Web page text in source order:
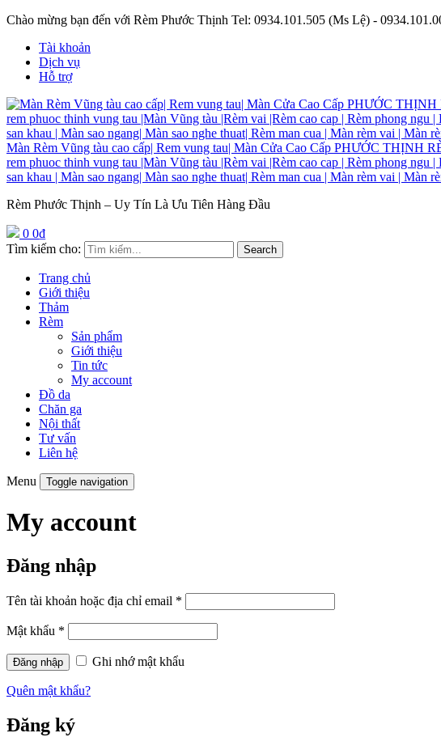
Chào mừng bạn đến với Rèm Phước Thịnh Tel: 0934.101.505 (Ms Lệ) -
Tài khoản
Dịch vụ
Hỗ trợ
Màn Rèm Vũng tàu cao cấp| Rem vung tau| Màn Cửa Cao Cấp PHƯỚC
rem phuoc thinh vung tau |Màn Vũng tàu |Rèm vai |Rèm cao cap | Rèm phong ngu
san khau | Màn sao ngang| Màn sao nghe thuat| Rèm man cua | Màn rèm vai | Màn
Rèm Phước Thịnh – Uy Tín Là Ưu Tiên Hàng Đầu
0 0₫
Tìm kiếm cho:
Search
Trang chủ
Giới thiệu
Thảm
Rèm
Sản phẩm
Giới thiệu
Tin tức
My account
Đồ da
Chăn ga
Nội thất
Tư vấn
Liên hệ
Menu Toggle navigation
My account
Đăng nhập
Tên tài khoản hoặc địa chỉ email *
Mật khẩu *
Ghi nhớ mật khẩu
Quên mật khẩu?
Đăng ký